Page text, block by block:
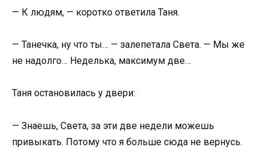
— К людям, — коротко ответила Таня.
— Танечка, ну что ты… — залепетала Света. — Мы же
не надолго… Неделька, максимум две…
Таня остановилась у двери:
— Знаешь, Света, за эти две недели можешь
привыкать. Потому что я больше сюда не вернусь.